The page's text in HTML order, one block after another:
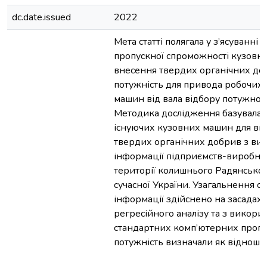
dc.date.issued
2022
Мета статті полягала у з’ясуванні
пропускної спроможності
внесення твердих органічних
потужність для привода робочих
машин від вала відбору
Методика дослідження
існуючих кузовних машин для
твердих органічних добрив з
інформації підприємств-
території колишнього
сучасної України. Узагальнення
інформації здійснено на
регресійного аналізу та з
стандартних комп’ютерних
потужність визначали як